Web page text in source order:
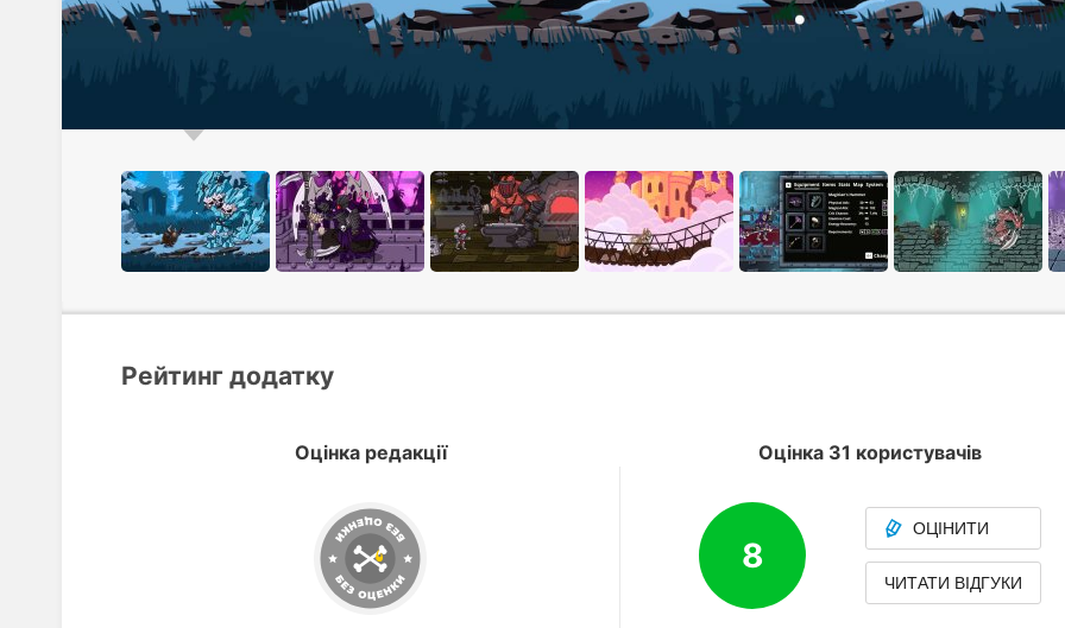
Рейтинг додатку
Оцінка редакції Оцінка 31 користувачів
8
ОЦІНИТИ
ЧИТАТИ ВІДГУКИ